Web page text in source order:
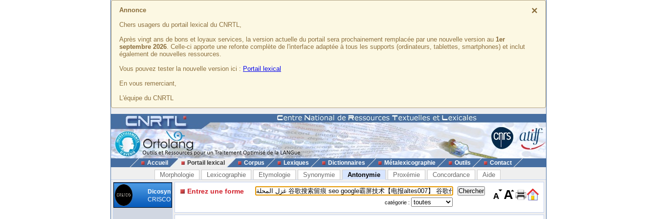
×
Annonce
Chers usagers du portail lexical du CNRTL,
Après vingt ans de bons et loyaux services, la version actuelle du portail sera prochainement remplacée par une nouvelle version au 1er
septembre 2026. Celle-ci apporte une refonte complète de l'interface adaptée à tous les supports (ordinateurs, tablettes, smartphones) et inclut
également de nouvelles ressources.
Vous pouvez tester la nouvelle version ici : Portail lexical
En vous remerciant,
L'équipe du CNRTL
Accueil Portail lexical Corpus Lexiques Dictionnaires Métalexicographie Outils Contact
Morphologie Lexicographie Etymologie Synonymie Antonymie Proxémie Concordance Aide
Dicosyn
CRISCO
Entrez une forme
catégorie :